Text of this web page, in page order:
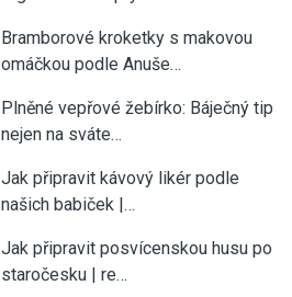
Bramborové kroketky s makovou
omáčkou podle Anuše…
Plněné vepřové žebírko: Báječný tip
nejen na sváte…
Jak připravit kávový likér podle
našich babiček |…
Jak připravit posvícenskou husu po
staročesku | re…